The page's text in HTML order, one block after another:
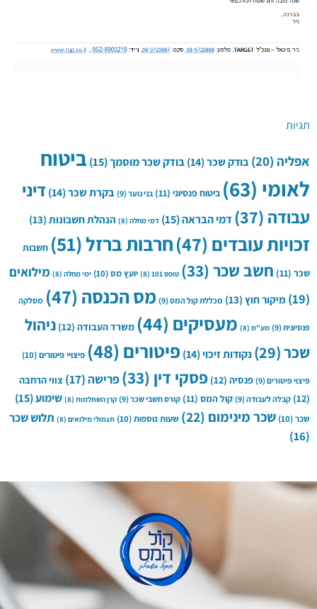
תגיות
אפליה(20) בודק שכר(14) בודק שכר מוסמך(15)
ביטוח
לאומי(63) ביטוח פנסיוני(11) בני נוער(9) בקרת שכר(14)
דיני
עבודה(37) דמי הבראה(15) דמי מחלה(8) הנהלת חשבונות(13)
זכויות עובדים(47) חרבות ברזל(51)
חשבות
שכר(11) חשב שכר(33) טופס 101 (8) יועץ מס(10) ימי מחלה(8)
מילואים
מיקור חוץ(13) מכללת קול המס(9) מס הכנסה(47) מסלקה
פנסיונית(9) מע"מ(8) מעסיקים(44) משרד העבודה(12)
ניהול
שכר(29) נקודות זיכוי(14) פיטורים(48) פיצויי פיטורים(10)
פיצוי פיטורים(9) פנסיה(12) פסקי דין(33) פרישה(17)
צווי הרחבה
קבלה לעבודה(9) קול המס(11) קורס חשבי שכר(9) קרן השתלמות(8) שימוע(15)
שכר(10) שכר מינימום(22) שעות נוספות(10) תגמולי מילואים(8)
תלוש שכר